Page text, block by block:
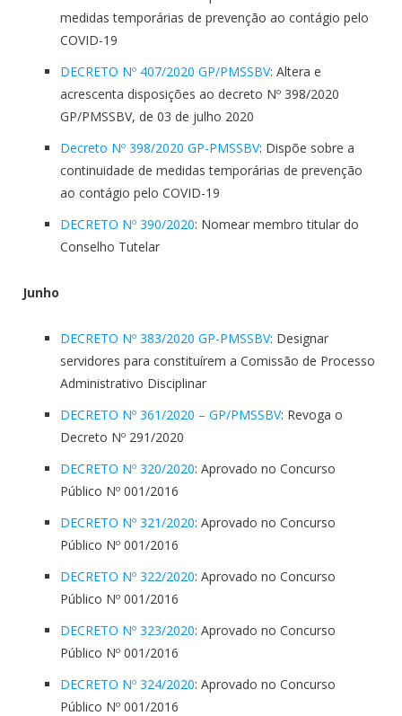
medidas temporárias de prevenção ao contágio pelo
COVID-19
DECRETO Nº 407/2020 GP/PMSSBV: Altera e
acrescenta disposições ao decreto Nº 398/2020
GP/PMSSBV, de 03 de julho 2020
Decreto Nº 398/2020 GP-PMSSBV: Dispõe sobre a
continuidade de medidas temporárias de prevenção
ao contágio pelo COVID-19
DECRETO Nº 390/2020: Nomear membro titular do
Conselho Tutelar
Junho
DECRETO Nº 383/2020 GP-PMSSBV: Designar
servidores para constituírem a Comissão de Processo
Administrativo Disciplinar
DECRETO Nº 361/2020 – GP/PMSSBV: Revoga o
Decreto Nº 291/2020
DECRETO Nº 320/2020: Aprovado no Concurso
Público Nº 001/2016
DECRETO Nº 321/2020: Aprovado no Concurso
Público Nº 001/2016
DECRETO Nº 322/2020: Aprovado no Concurso
Público Nº 001/2016
DECRETO Nº 323/2020: Aprovado no Concurso
Público Nº 001/2016
DECRETO Nº 324/2020: Aprovado no Concurso
Público Nº 001/2016